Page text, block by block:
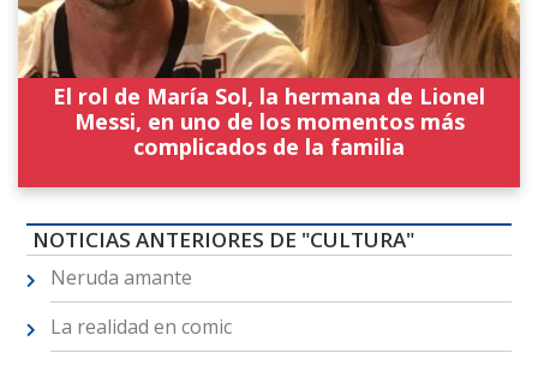
El rol de María Sol, la hermana de Lionel
Messi, en uno de los momentos más
complicados de la familia
NOTICIAS ANTERIORES DE "CULTURA"
Neruda amante
La realidad en comic